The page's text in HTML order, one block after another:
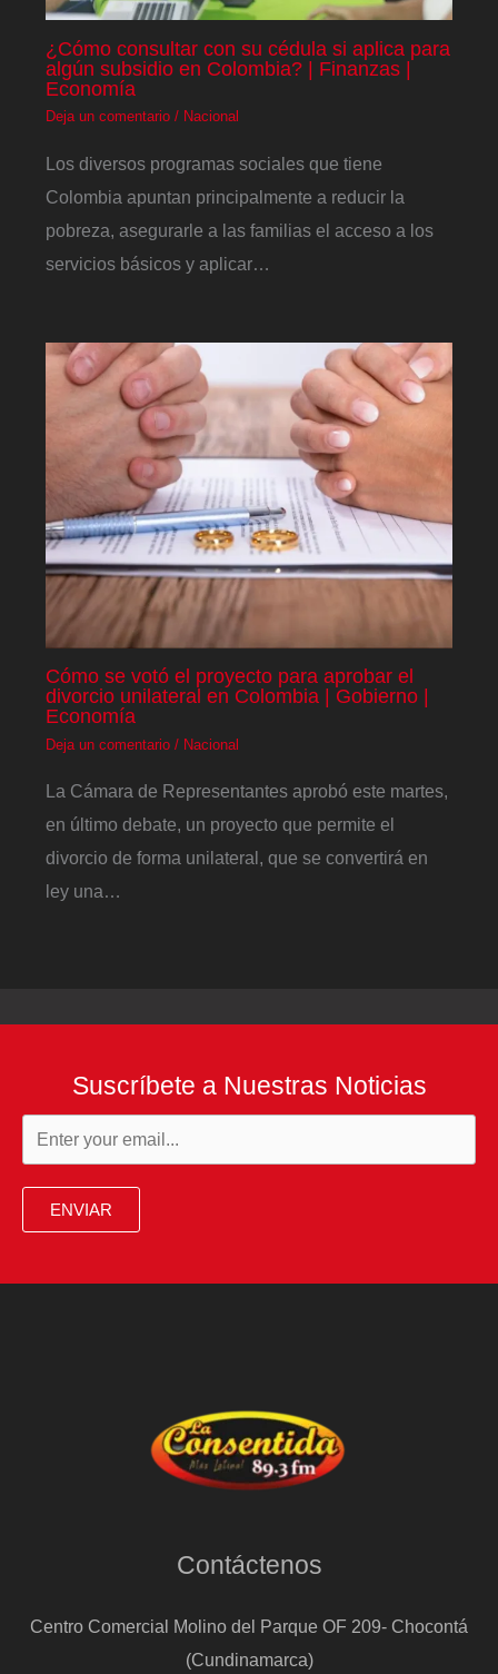
¿Cómo consultar con su cédula si aplica para
algún subsidio en Colombia? | Finanzas |
Economía
Deja un comentario / Nacional
Los diversos programas sociales que tiene
Colombia apuntan principalmente a reducir la
pobreza, asegurarle a las familias el acceso a los
servicios básicos y aplicar…
Cómo se votó el proyecto para aprobar el
divorcio unilateral en Colombia | Gobierno |
Economía
Deja un comentario / Nacional
La Cámara de Representantes aprobó este martes,
en último debate, un proyecto que permite el
divorcio de forma unilateral, que se convertirá en
ley una…
Suscríbete a Nuestras Noticias
ENVIAR
Contáctenos
Centro Comercial Molino del Parque OF 209- Chocontá
(Cundinamarca)